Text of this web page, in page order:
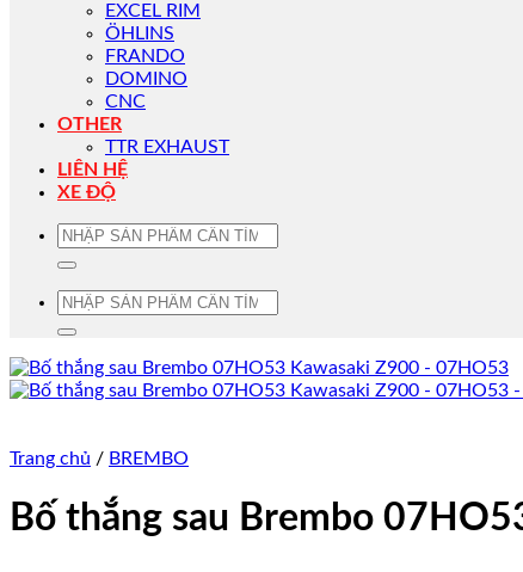
EXCEL RIM
ÖHLINS
FRANDO
DOMINO
CNC
OTHER
TTR EXHAUST
LIÊN HỆ
XE ĐỘ
Tìm
Tìm
Trang chủ / BREMBO
Bố thắng sau Brembo